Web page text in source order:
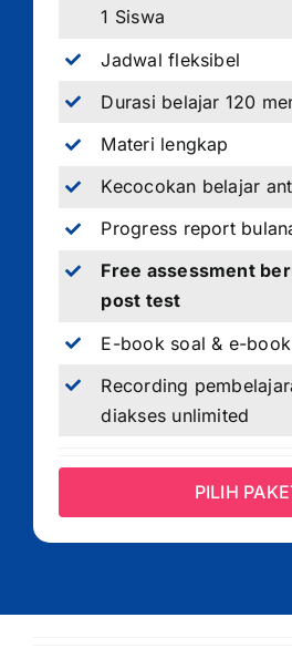
1 Siswa
Jadwal fleksibel
Durasi belajar 120
Materi lengkap
Kecocokan belajar
Progress report
Free assessment
post test
E-book soal & e-
Recording
diakses unlimited
PILIH